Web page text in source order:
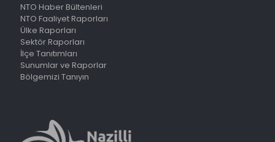
NTO Haber Bültenleri
NTO Faaliyet Raporları
Ülke Raporları
Sektör Raporları
İlçe Tanıtımları
Sunumlar ve Raporlar
Bölgemizi Tanıyın